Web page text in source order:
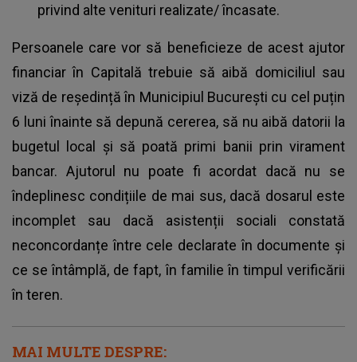
privind alte venituri realizate/ încasate.
Persoanele care vor să beneficieze de acest ajutor
financiar în Capitală trebuie să aibă domiciliul sau
viză de reședință în Municipiul București cu cel puțin
6 luni înainte să depună cererea, să nu aibă datorii la
bugetul local și să poată primi banii prin virament
bancar. Ajutorul nu poate fi acordat dacă nu se
îndeplinesc condițiile de mai sus, dacă dosarul este
incomplet sau dacă asistenții sociali constată
neconcordanțe între cele declarate în documente și
ce se întâmplă, de fapt, în familie în timpul verificării
în teren.
MAI MULTE DESPRE: